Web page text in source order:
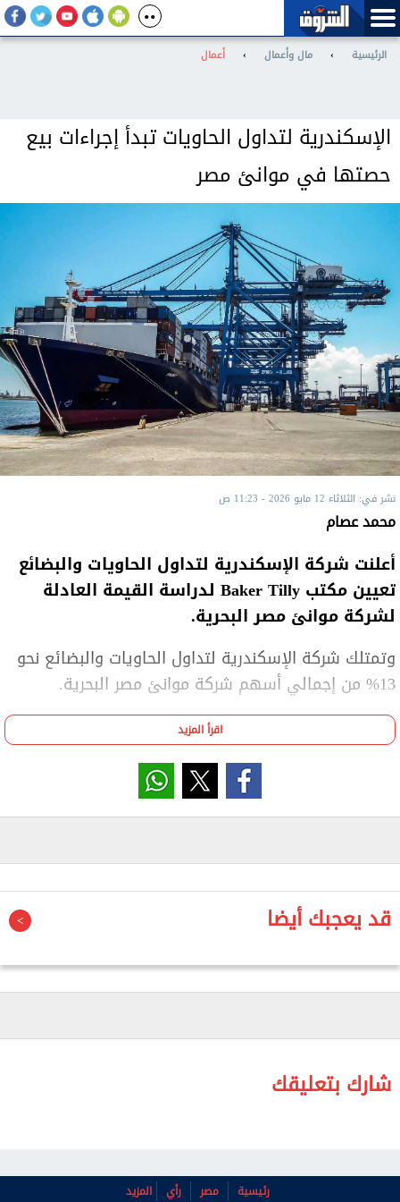
الرئيسية › مال وأعمال › أعمال
الإسكندرية لتداول الحاويات تبدأ إجراءات بيع
حصتها في موانئ مصر
نشر في: الثلاثاء 12 مايو 2026 - 11:23 ص
محمد عصام
أعلنت شركة الإسكندرية لتداول الحاويات والبضائع
تعيين مكتب Baker Tilly لدراسة القيمة العادلة
لشركة موانئ مصر البحرية.
وتمتلك شركة الإسكندرية لتداول الحاويات والبضائع نحو
13% من إجمالي أسهم شركة موانئ مصر البحرية.
وجاء قرار الشركة في الوقت الذي تدرس فيه بيع حصتها
بشركة موانئ مصر "إيجمت سابقاً" إلى القابضة للنقل
وقالت الشركة، في إفصاح للبورصة، إن المكتب سيدرس
أنها فوضت العضو المنتدب لاعتماد القيمة التعاقدية مع
المستشار المالي المستقل.
اقرأ المزيد
قد يعجبك أيضا
شارك بتعليقك
رئيسية مصر رأي المزيد